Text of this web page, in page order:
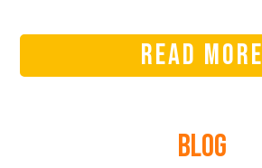
READ MORE
BLOG